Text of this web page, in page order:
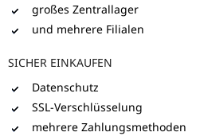
großes Zentrallager
und mehrere Filialen
SICHER EINKAUFEN
Datenschutz
SSL-Verschlüsselung
mehrere Zahlungsmethoden